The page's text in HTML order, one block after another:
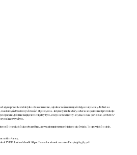
naprzeciw siebie jako dwa odmienne, a jednocześnie uzupełniające się światy. Kobieta o
i zmysłowość. Mężczyzna – intymny ruch, który odwraca spojrzenie i prowokuje
piękno, jeśli nie napięciem między tym, czego oczekujemy, a tym, co nas porusza? „VERSUS”
niezwykłym.
i męskość jako dwa różne, ale wzajemnie uzupełniające się światy. To opowieść o ciele,
Nancy.
TVP Polonia w Irlandii:https://www.facebook.com/reel/1015654667783318